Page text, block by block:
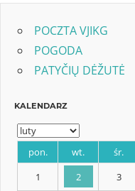
POCZTA VJIKG
POGODA
PATYČIŲ DĖŽUTĖ